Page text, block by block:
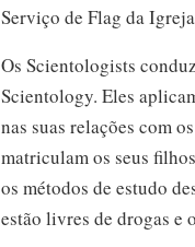
Serviço de Flag da
Os Scientologists
Scientology. Eles
nas suas relações com
matriculam os seus
os métodos de estudo
estão livres de drogas e